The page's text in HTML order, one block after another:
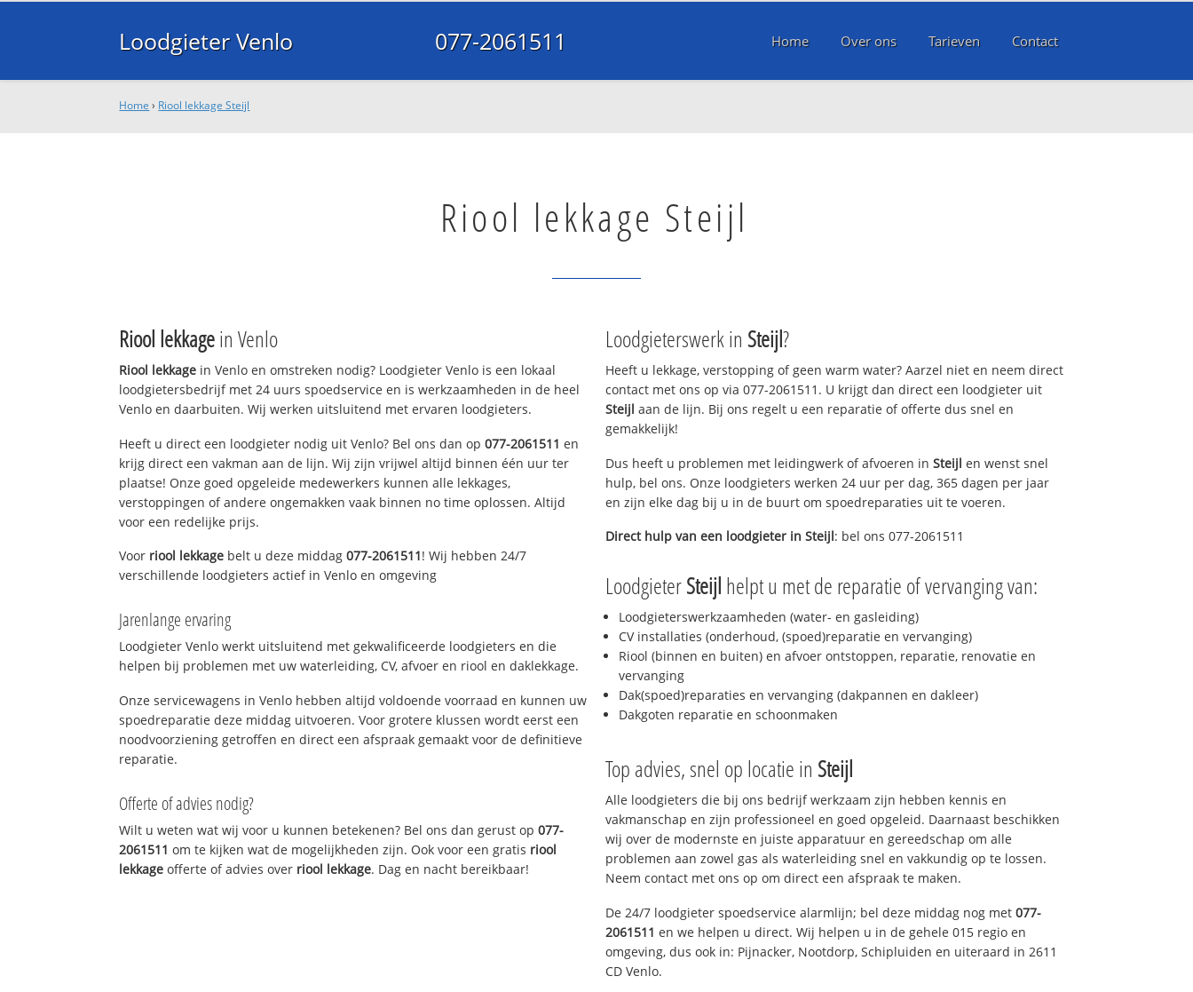
Loodgieter Venlo 077-2061511 Home Over ons Tarieven Contact
Home › Riool lekkage Steijl
Riool lekkage Steijl
Riool lekkagein Venlo
Riool lekkage in Venlo en omstreken nodig? Loodgieter Venlo is een lokaal
loodgietersbedrijf met 24 uurs spoedservice en is werkzaamheden in de heel
Venlo en daarbuiten. Wij werken uitsluitend met ervaren loodgieters.
Heeft u direct een loodgieter nodig uit Venlo? Bel ons dan op077-2061511 en
krijg direct een vakman aan de lijn. Wij zijn vrijwel altijd binnen één uur ter
plaatse! Onze goed opgeleide medewerkers kunnen alle lekkages,
verstoppingen of andere ongemakken vaak binnen no time oplossen. Altijd
voor een redelijke prijs.
Voor riool lekkage belt u deze middag077-2061511! Wij hebben 24/7
verschillende loodgieters actief in Venlo en omgeving
Jarenlange ervaring
Loodgieter Venlo werkt uitsluitend met gekwalificeerde loodgieters en die
helpen bij problemen met uw waterleiding, CV, afvoer en riool en daklekkage.
Onze servicewagens in Venlo hebben altijd voldoende voorraad en kunnen uw
spoedreparatie deze middag uitvoeren. Voor grotere klussen wordt eerst een
noodvoorziening getroffen en direct een afspraak gemaakt voor de definitieve
reparatie.
Offerte of advies nodig?
Wilt u weten wat wij voor u kunnen betekenen? Bel ons dan gerust op077-
2061511 om te kijken wat de mogelijkheden zijn. Ook voor een gratis riool
lekkage offerte of advies over riool lekkage. Dag en nacht bereikbaar!
Loodgieterswerk in Steijl?
Heeft u lekkage, verstopping of geen warm water? Aarzel niet en neem direct
contact met ons op via 077-2061511. U krijgt dan direct een loodgieter uit
Steijl aan de lijn. Bij ons regelt u een reparatie of offerte dus snel en
gemakkelijk!
Dus heeft u problemen met leidingwerk of afvoeren in Steijl en wenst snel
hulp, bel ons. Onze loodgieters werken 24 uur per dag, 365 dagen per jaar
en zijn elke dag bij u in de buurt om spoedreparaties uit te voeren.
Direct hulp van een loodgieter in Steijl: bel ons 077-2061511
LoodgieterSteijl helpt u met de reparatie of vervanging van:
Loodgieterswerkzaamheden (water- en gasleiding)
CV installaties (onderhoud, (spoed)reparatie en vervanging)
Riool (binnen en buiten) en afvoer ontstoppen, reparatie, renovatie en
vervanging
Dak(spoed)reparaties en vervanging (dakpannen en dakleer)
Dakgoten reparatie en schoonmaken
Top advies, snel op locatie in Steijl
Alle loodgieters die bij ons bedrijf werkzaam zijn hebben kennis en
vakmanschap en zijn professioneel en goed opgeleid. Daarnaast beschikken
wij over de modernste en juiste apparatuur en gereedschap om alle
problemen aan zowel gas als waterleiding snel en vakkundig op te lossen.
Neem contact met ons op om direct een afspraak te maken.
De 24/7 loodgieter spoedservice alarmlijn; bel deze middag nog met 077-
2061511 en we helpen u direct. Wij helpen u in de gehele 015 regio en
omgeving, dus ook in: Pijnacker, Nootdorp, Schipluiden en uiteraard in 2611
CD Venlo.